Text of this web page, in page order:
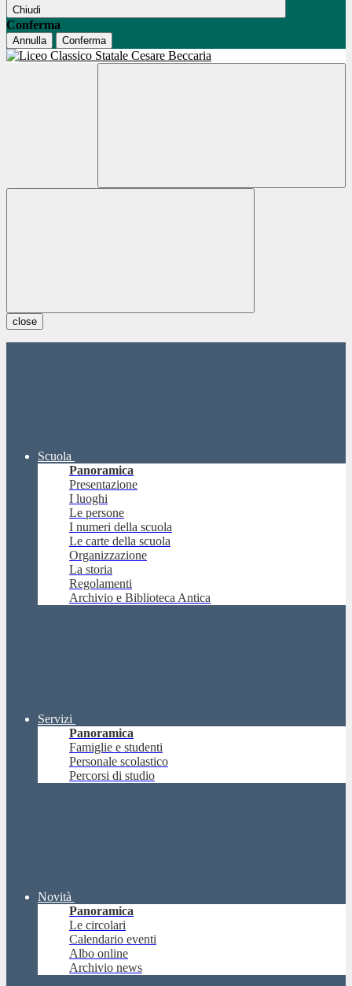
Chiudi
Conferma
Annulla Conferma
close
Scuola
Panoramica
Presentazione
I luoghi
Le persone
I numeri della scuola
Le carte della scuola
Organizzazione
La storia
Regolamenti
Archivio e Biblioteca Antica
Servizi
Panoramica
Famiglie e studenti
Personale scolastico
Percorsi di studio
Novità
Panoramica
Le circolari
Calendario eventi
Albo online
Archivio news